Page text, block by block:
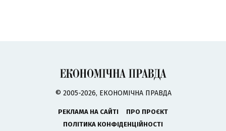
© 2005-2026, ЕКОНОМІЧНА ПРАВДА
РЕКЛАМА НА САЙТІ
ПРО ПРОЄКТ
ПОЛІТИКА КОНФІДЕНЦІЙНОСТІ